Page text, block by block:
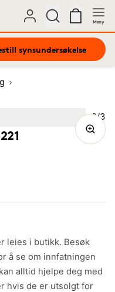
Meny
synsundersøkelse
leies i butikk. Besøk
å se om innfatningen
alltid hjelpe deg med
hvis de er utsolgt for
Bilde
2/3
3